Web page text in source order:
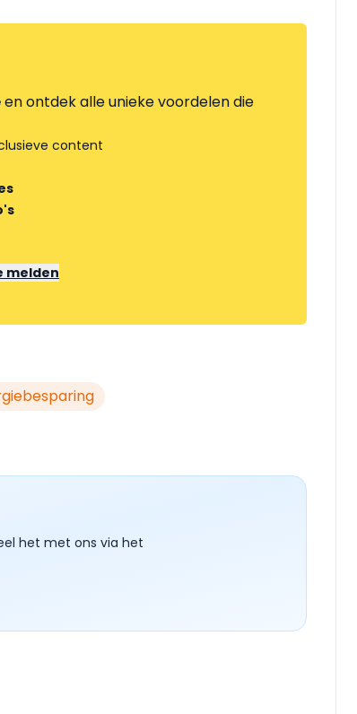
en ontdek alle unieke voordelen die
content
melden
het met ons via het